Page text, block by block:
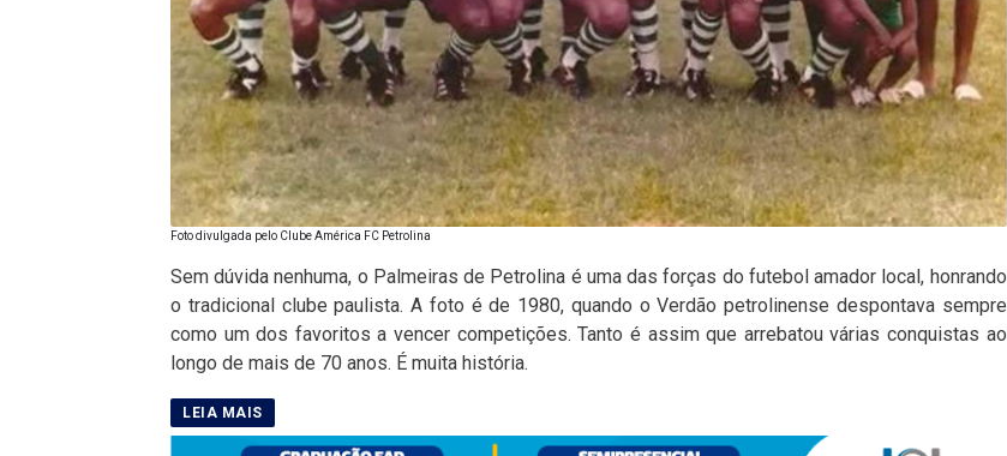
Foto divulgada pelo Clube América FC Petrolina
Sem dúvida nenhuma, o Palmeiras de Petrolina é uma das forças do futebol amador local, honrando
o tradicional clube paulista. A foto é de 1980, quando o Verdão petrolinense despontava sempre
como um dos favoritos a vencer competições. Tanto é assim que arrebatou várias conquistas ao
longo de mais de 70 anos. É muita história.